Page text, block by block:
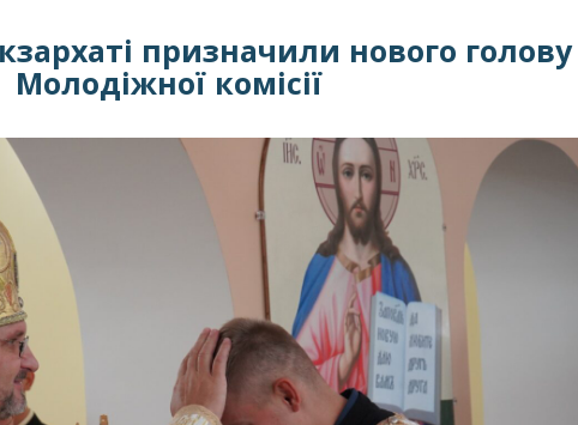
призначили нового голову
Молодіжної комісії